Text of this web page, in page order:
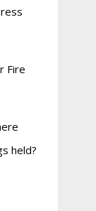
Fire
held?